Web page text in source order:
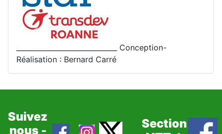
_____________________________ Conception-
Réalisation : Bernard Carré
Suivez
nous -
Section